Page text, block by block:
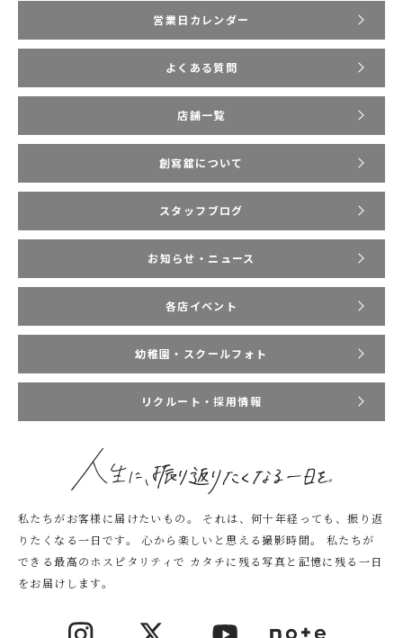
営業日カレンダー
よくある質問
店舗一覧
創寫舘について
スタッフブログ
お知らせ・ニュース
各店イベント
幼稚園・スクールフォト
リクルート・採用情報
私たちがお客様に届けたいもの。
それは、何十年経っても、振り返
りたくなる一日です。
心から楽しいと思える撮影時間。
私たちが
できる最高のホスピタリティで カタチに残る写真と記憶に残る一日
をお届けします。